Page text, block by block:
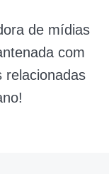
de mídias
com
relacionadas